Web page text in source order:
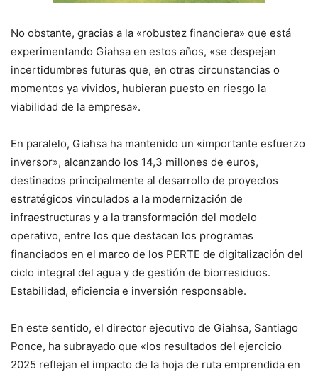
No obstante, gracias a la «robustez financiera» que está
experimentando Giahsa en estos años, «se despejan
incertidumbres futuras que, en otras circunstancias o
momentos ya vividos, hubieran puesto en riesgo la
viabilidad de la empresa».
En paralelo, Giahsa ha mantenido un «importante esfuerzo
inversor», alcanzando los 14,3 millones de euros,
destinados principalmente al desarrollo de proyectos
estratégicos vinculados a la modernización de
infraestructuras y a la transformación del modelo
operativo, entre los que destacan los programas
financiados en el marco de los PERTE de digitalización del
ciclo integral del agua y de gestión de biorresiduos.
Estabilidad, eficiencia e inversión responsable.
En este sentido, el director ejecutivo de Giahsa, Santiago
Ponce, ha subrayado que «los resultados del ejercicio
2025 reflejan el impacto de la hoja de ruta emprendida en